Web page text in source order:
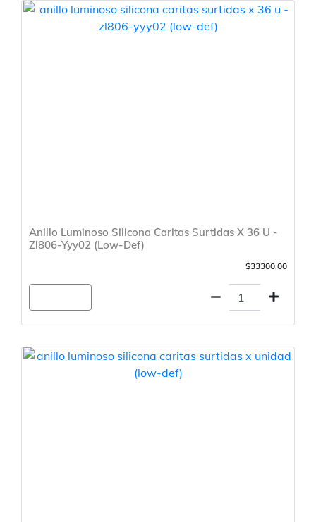
Anillo Luminoso Silicona Caritas Surtidas X 36 U -
Zl806-Yyy02 (Low-Def)
$33300.00